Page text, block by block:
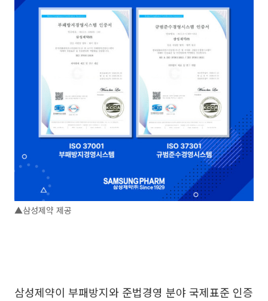
▲삼성제약 제공
삼성제약이 부패방지와 준법경영 분야 국제표준 인증